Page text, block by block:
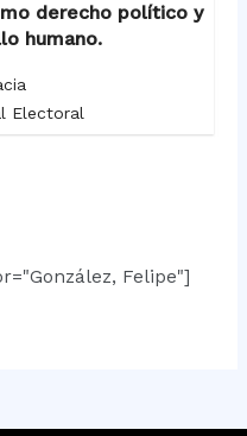
derecho político y
humano.
Electoral
Felipe"]